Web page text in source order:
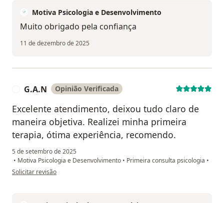
Motiva Psicologia e Desenvolvimento
Muito obrigado pela confiança
11 de dezembro de 2025
G.A.N Opinião Verificada
Excelente atendimento, deixou tudo claro de
maneira objetiva. Realizei minha primeira
terapia, ótima experiência, recomendo.
5 de setembro de 2025
• Motiva Psicologia e Desenvolvimento • Primeira consulta psicologia •
na opinião do utilizador G.A.N
Solicitar revisão